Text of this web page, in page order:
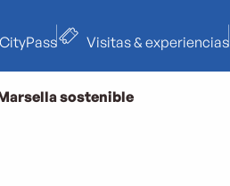
CityPass Visitas & experiencias
sostenible